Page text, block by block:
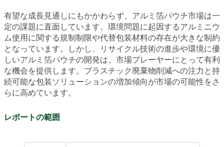
有望な成長見通しにもかかわらず、アルミ箔パウチ市場は一
定の課題に直面しています。環境問題に起因するアルミニウ
ム使用に関する規制制限や代替包装材料の存在が大きな制約
となっています。しかし、リサイクル技術の進歩や環境に優
しいアルミ箔パウチの開発は、市場プレーヤーにとって有利
な機会を提供します。プラスチック廃棄物削減への注力と持
続可能な包装ソリューションの増加傾向が市場の可能性をさ
らに高めています。
レポートの範囲